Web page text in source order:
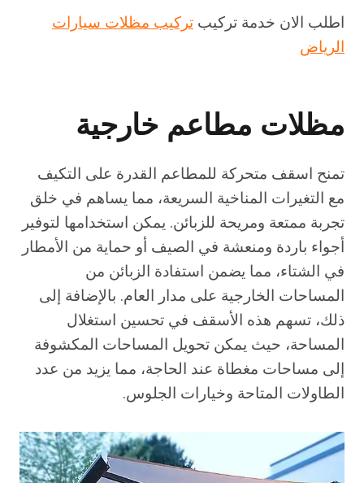
اطلب الان خدمة تركيب تركيب مظلات سيارات
الرياض
مظلات مطاعم خارجية
تمنح اسقف متحركة للمطاعم القدرة على التكيف
مع التغيرات المناخية السريعة، مما يساهم في خلق
تجربة ممتعة ومريحة للزبائن. يمكن استخدامها لتوفير
أجواء باردة ومنعشة في الصيف أو حماية من الأمطار
في الشتاء، مما يضمن استفادة الزبائن من
المساحات الخارجية على مدار العام. بالإضافة إلى
ذلك، تسهم هذه الأسقف في تحسين استغلال
المساحة، حيث يمكن تحويل المساحات المكشوفة
إلى مساحات مغطاة عند الحاجة، مما يزيد من عدد
الطاولات المتاحة وخيارات الجلوس.